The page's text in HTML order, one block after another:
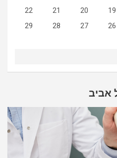
19
20
21
22
26
27
28
29
אביב